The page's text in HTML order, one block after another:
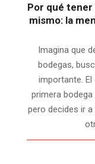
Por qué tener
mismo: la
Imagina que
bodegas,
importante.
primera
pero decides ir